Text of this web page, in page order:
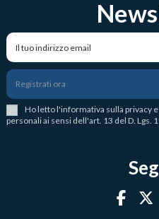
Registrati ora
Ho letto l'informativa sulla privacy
personali ai sensi dell'art. 13 del D. Lgs.